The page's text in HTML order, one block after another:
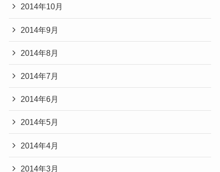
2014年10月
2014年9月
2014年8月
2014年7月
2014年6月
2014年5月
2014年4月
2014年3月